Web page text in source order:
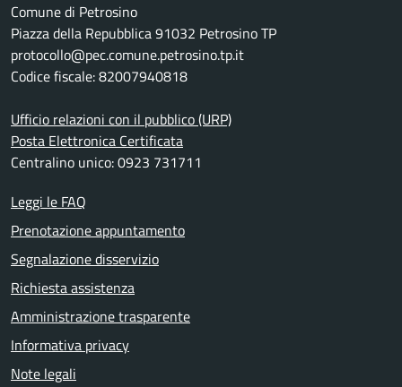
Comune di Petrosino
Piazza della Repubblica 91032 Petrosino TP
protocollo@pec.comune.petrosino.tp.it
Codice fiscale: 82007940818
Ufficio relazioni con il pubblico (URP)
Posta Elettronica Certificata
Centralino unico: 0923 731711
Leggi le FAQ
Prenotazione appuntamento
Segnalazione disservizio
Richiesta assistenza
Amministrazione trasparente
Informativa privacy
Note legali